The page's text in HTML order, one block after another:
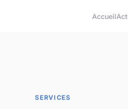
Accueil
SERVICES